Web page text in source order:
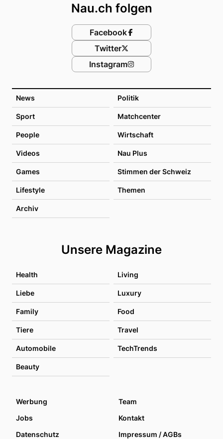
News Politik
Sport Matchcenter
People Wirtschaft
Videos Nau Plus
Games Stimmen der Schweiz
Lifestyle Themen
Archiv
Unsere Magazine
Health Living
Liebe Luxury
Family Food
Tiere Travel
Automobile TechTrends
Beauty
Nau.ch folgen
Facebook
Twitter
Instagram
Werbung
Team
Jobs
Kontakt
Datenschutz
Impressum / AGBs